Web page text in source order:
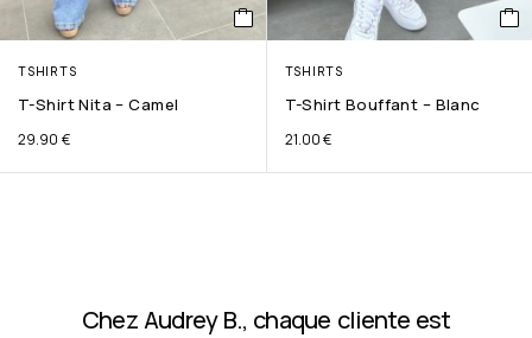
TSHIRTS
T-Shirt Nita – Camel
29.90 €
TSHIRTS
T-Shirt Bouffant – Blanc
21.00€
Chez Audrey B., chaque cliente est